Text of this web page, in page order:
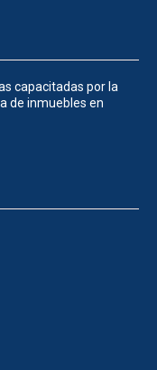
capacitadas por la
de inmuebles en